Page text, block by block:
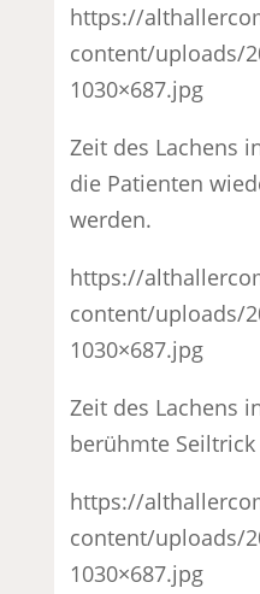
https://
content/uploads/
1030×687.jpg
Zeit des Lachens
die Patienten
werden.
https://
content/uploads/
1030×687.jpg
Zeit des Lachens
berühmte
https://
content/uploads/
1030×687.jpg